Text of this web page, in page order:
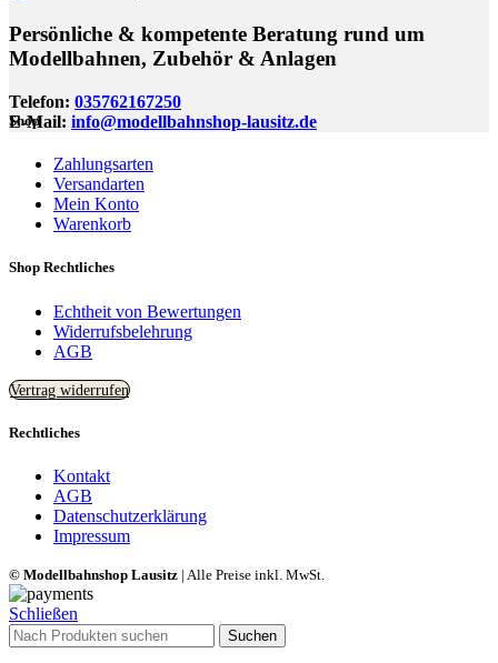
Persönliche & kompetente Beratung rund um
Modellbahnen, Zubehör & Anlagen
Telefon: 035762167250
E-Mail: info@modellbahnshop-lausitz.de
Shop
Zahlungsarten
Versandarten
Mein Konto
Warenkorb
Shop Rechtliches
Echtheit von Bewertungen
Widerrufsbelehrung
AGB
Vertrag widerrufen
Rechtliches
Kontakt
AGB
Datenschutzerklärung
Impressum
© Modellbahnshop Lausitz | Alle Preise inkl. MwSt.
Schließen
Suchen